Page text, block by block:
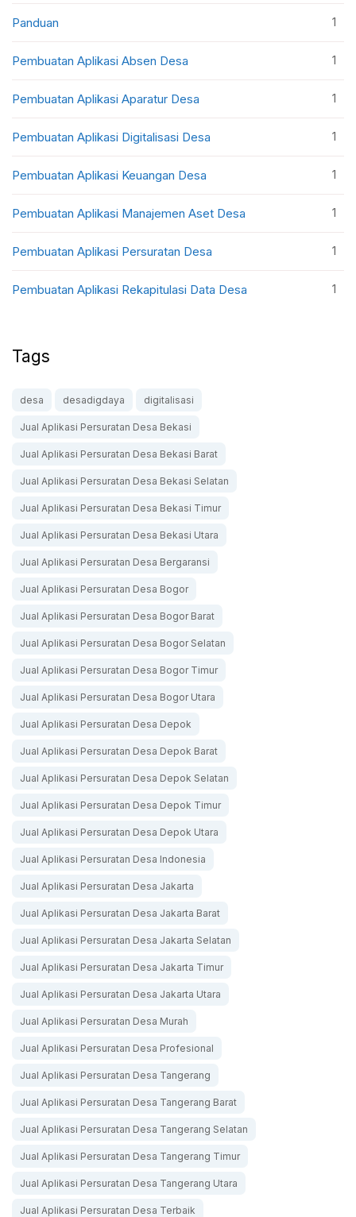
Panduan 1
Pembuatan Aplikasi Absen Desa 1
Pembuatan Aplikasi Aparatur Desa 1
Pembuatan Aplikasi Digitalisasi Desa 1
Pembuatan Aplikasi Keuangan Desa 1
Pembuatan Aplikasi Manajemen Aset Desa 1
Pembuatan Aplikasi Persuratan Desa 1
Pembuatan Aplikasi Rekapitulasi Data Desa 1
Tags
desa desadigdaya digitalisasi
Jual Aplikasi Persuratan Desa Bekasi
Jual Aplikasi Persuratan Desa Bekasi Barat
Jual Aplikasi Persuratan Desa Bekasi Selatan
Jual Aplikasi Persuratan Desa Bekasi Timur
Jual Aplikasi Persuratan Desa Bekasi Utara
Jual Aplikasi Persuratan Desa Bergaransi
Jual Aplikasi Persuratan Desa Bogor
Jual Aplikasi Persuratan Desa Bogor Barat
Jual Aplikasi Persuratan Desa Bogor Selatan
Jual Aplikasi Persuratan Desa Bogor Timur
Jual Aplikasi Persuratan Desa Bogor Utara
Jual Aplikasi Persuratan Desa Depok
Jual Aplikasi Persuratan Desa Depok Barat
Jual Aplikasi Persuratan Desa Depok Selatan
Jual Aplikasi Persuratan Desa Depok Timur
Jual Aplikasi Persuratan Desa Depok Utara
Jual Aplikasi Persuratan Desa Indonesia
Jual Aplikasi Persuratan Desa Jakarta
Jual Aplikasi Persuratan Desa Jakarta Barat
Jual Aplikasi Persuratan Desa Jakarta Selatan
Jual Aplikasi Persuratan Desa Jakarta Timur
Jual Aplikasi Persuratan Desa Jakarta Utara
Jual Aplikasi Persuratan Desa Murah
Jual Aplikasi Persuratan Desa Profesional
Jual Aplikasi Persuratan Desa Tangerang
Jual Aplikasi Persuratan Desa Tangerang Barat
Jual Aplikasi Persuratan Desa Tangerang Selatan
Jual Aplikasi Persuratan Desa Tangerang Timur
Jual Aplikasi Persuratan Desa Tangerang Utara
Jual Aplikasi Persuratan Desa Terbaik